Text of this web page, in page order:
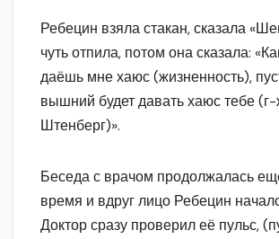
Ребецин взяла стакан, сказала
чуть отпила, потом она сказала:
даёшь мне хаюс (жизненность),
вышний будет давать хаюс тебе
Штенберг)».
Беседа с врачом продолжалась
время и вдруг лицо Ребецин
Доктор сразу проверил её пульс,